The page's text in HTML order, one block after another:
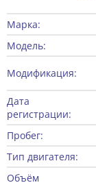
Марка:
Модель:
Модификация:
Дата
регистрации:
Пробег:
Тип двигателя:
Объём